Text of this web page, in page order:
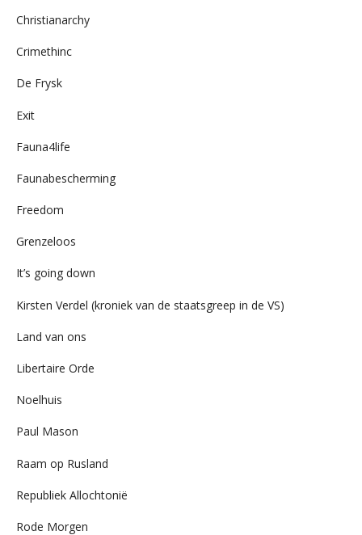
Christianarchy
Crimethinc
De Frysk
Exit
Fauna4life
Faunabescherming
Freedom
Grenzeloos
It’s going down
Kirsten Verdel (kroniek van de staatsgreep in de VS)
Land van ons
Libertaire Orde
Noelhuis
Paul Mason
Raam op Rusland
Republiek Allochtonië
Rode Morgen